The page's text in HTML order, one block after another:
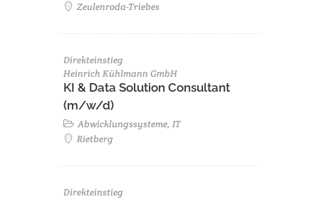
Zeulenroda-Triebes
Direkteinstieg
Heinrich Kühlmann GmbH
KI & Data Solution Consultant
(m/w/d)
Abwicklungssysteme, IT
Rietberg
Direkteinstieg